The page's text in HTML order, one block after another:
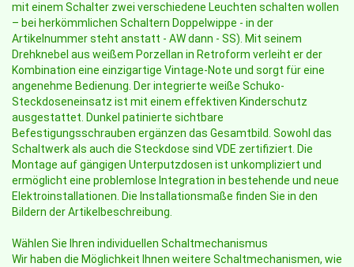
mit einem Schalter zwei verschiedene Leuchten schalten wollen
– bei herkömmlichen Schaltern Doppelwippe - in der
Artikelnummer steht anstatt - AW dann - SS). Mit seinem
Drehknebel aus weißem Porzellan in Retroform verleiht er der
Kombination eine einzigartige Vintage-Note und sorgt für eine
angenehme Bedienung. Der integrierte weiße Schuko-
Steckdoseneinsatz ist mit einem effektiven Kinderschutz
ausgestattet. Dunkel patinierte sichtbare
Befestigungsschrauben ergänzen das Gesamtbild. Sowohl das
Schaltwerk als auch die Steckdose sind VDE zertifiziert. Die
Montage auf gängigen Unterputzdosen ist unkompliziert und
ermöglicht eine problemlose Integration in bestehende und neue
Elektroinstallationen. Die Installationsmaße finden Sie in den
Bildern der Artikelbeschreibung.
Wählen Sie Ihren individuellen Schaltmechanismus
Wir haben die Möglichkeit Ihnen weitere Schaltmechanismen, wie